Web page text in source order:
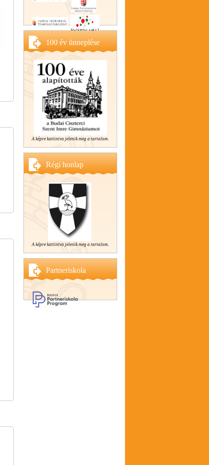
100 év ünneplése
A képre kattintva jelenik meg a tartalom.
Régi honlap
A képre kattintva jelenik meg a tartalom.
Partneriskola